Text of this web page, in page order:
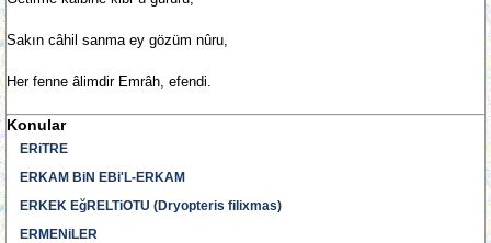
Sakın câhil sanma ey gözüm nûru,
Her fenne âlimdir Emrâh, efendi.
Konular
ERiTRE
ERKAM BiN EBi'L-ERKAM
ERKEK EğRELTiOTU (Dryopteris filixmas)
ERMENiLER